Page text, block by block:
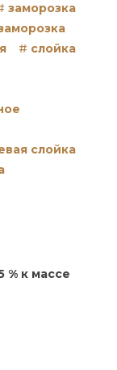
% к массе
заморозка
слойка
слойка